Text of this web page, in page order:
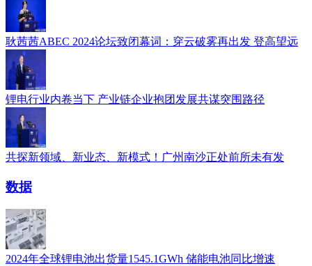
耿茜茜ABEC 2024论坛致闭幕词：穿云破雾再出发 登高望远
锂电行业内卷当下 产业链企业抱团发展共谋突围路径
共探新领域、新业态、新模式！广州南沙正处前所未有发
数据
2024年全球锂电池出货量1545.1GWh 储能电池同比增速